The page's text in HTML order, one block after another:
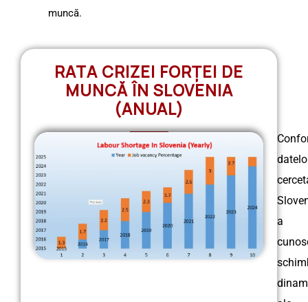
muncă.
RATA CRIZEI FORȚEI DE
MUNCĂ ÎN SLOVENIA
(ANUAL)
a